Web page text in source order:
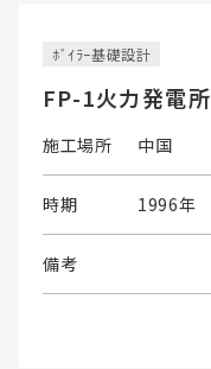
ﾎﾞｲﾗｰ基礎設計
FP-1火力発電所
施工場所 中国
時期 1996年
備考